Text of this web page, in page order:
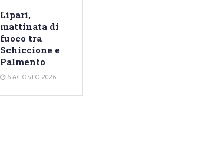
Lipari,
mattinata di
fuoco tra
Schiccione e
Palmento
6 AGOSTO 2026